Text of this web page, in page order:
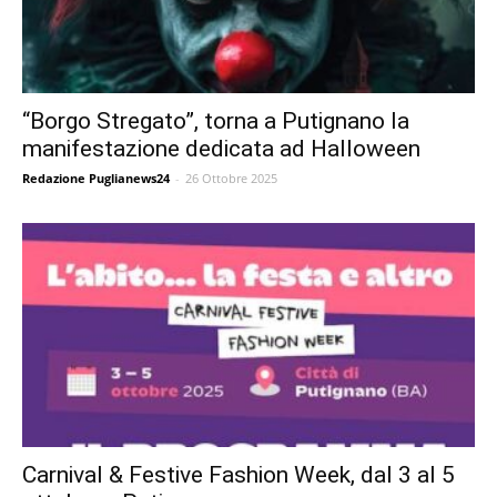
“Borgo Stregato”, torna a Putignano la
manifestazione dedicata ad Halloween
Redazione Puglianews24 - 26 Ottobre 2025
Carnival & Festive Fashion Week, dal 3 al 5